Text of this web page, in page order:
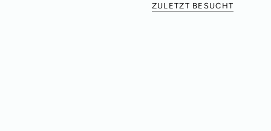
ZULETZT BESUCHT